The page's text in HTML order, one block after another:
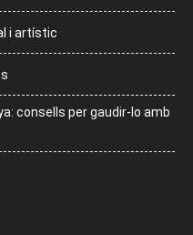
i artístic
consells per gaudir-lo amb